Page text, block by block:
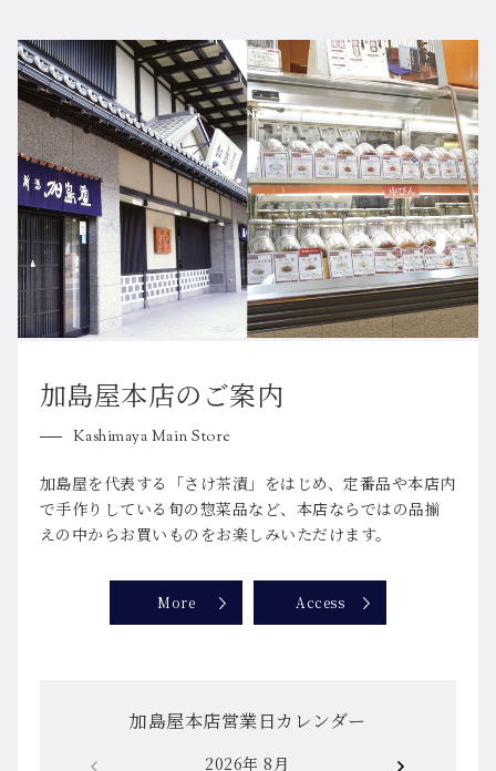
加島屋本店のご案内
Kashimaya Main Store
加島屋を代表する「さけ茶漬」をはじめ、定番品や本店内
で手作りしている旬の惣菜品など、本店ならではの品揃
えの中からお買いものをお楽しみいただけます。
More Access
加島屋本店営業日カレンダー
2026年 8月